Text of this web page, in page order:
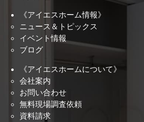
《アイエスホーム情報》
ニュース＆トピックス
イベント情報
ブログ
《アイエスホームについて》
会社案内
お問い合わせ
無料現場調査依頼
資料請求